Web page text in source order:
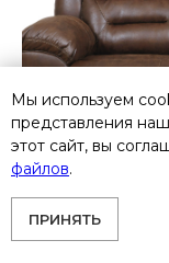
Мы используем
представления
этот сайт, вы
файлов.
ПРИНЯТЬ